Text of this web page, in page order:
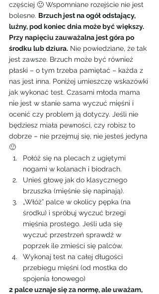
częściej 🙂 Wspomniane rozejście nie jest
bolesne. Brzuch jest na ogół odstający,
luźny, pod koniec dnia może być większy.
Przy napięciu zauważalna jest góra po
środku lub dziura. Nie powiedziane, że tak
jest zawsze. Brzuch może być również
płaski – o tym trzeba pamiętać – każda z
nas jest inna. Poniżej umieszczę wskazówki
jak wykonać test. Czasami młoda mama
nie jest w stanie sama wyczuć mięśni i
ocenić czy problem ją dotyczy. Jeśli nie
będziesz miała pewności, czy robisz to
dobrze – nie przejmuj się, nie jesteś jedyna
🙂
Połóż się na plecach z ugiętymi
nogami w kolanach i biodrach.
Unieś głowę jak do klasycznego
brzuszka (mięśnie się napinają).
„Włóż” palce w okolicy pępka (na
środku) i spróbuj wyczuć brzegi
mięśnia prostego. Jeśli uda się
wyczuć przestrzeń sprawdź w
poprzek ile zmieści się palców.
Wykonaj test na całej długości
przebiegu mięśni (od mostka do
spojenia łonowego)
2 palce uznaje się za normę, ale uważam,